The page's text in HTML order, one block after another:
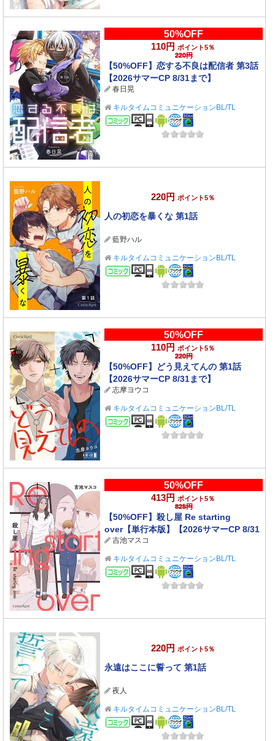
50%OFF
110円 ポイント5％
220円
【50%OFF】恋する不良は配信者 第3話
【2026サマーCP 8/31まで】
春日晃
キルタイムコミュニケーションBL/TL
コミック
220円 ポイント5％
人の初恋を暴くな 第1話
藍野ハル
キルタイムコミュニケーションBL/TL
コミック
50%OFF
110円 ポイント5％
220円
【50%OFF】どう見えてんの 第1話
【2026サマーCP 8/31まで】
志摩ヨウコ
キルタイムコミュニケーションBL/TL
コミック
50%OFF
413円 ポイント5％
825円
【50%OFF】殺し屋 Re starting
over【単行本版】【2026サマーCP 8/31
まで】
吉池マスコ
キルタイムコミュニケーションBL/TL
コミック
220円 ポイント5％
永遠はここに誓って 第1話
夜人
キルタイムコミュニケーションBL/TL
コミック